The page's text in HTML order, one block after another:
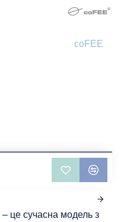
coFEE
Написати відгук
– це сучасна модель з